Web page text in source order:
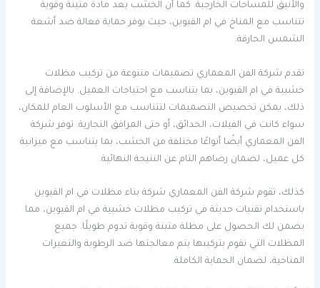
والأنيق للمساحات الخارجية. كما أن الخشب يعد مادة متينة وقوية
تتناسب مع المناخ في ام القيوين، حيث يوفر حماية فعالة ضد أشعة
الشمس الحارقة.
تقدم شركة الفن المعماري تصميمات متنوعة من تركيب مظلات
خشبية في ام القيوين، بما يتناسب مع احتياجات العميل. بالإضافة إلى
ذلك، يمكن تخصيص التصميمات لتتناسب مع الأسلوب العام للمكان،
سواء كانت في الفيلات، الحدائق، أو حتى المرافق التجارية. توفر شركة
الفن المعماري أيضًا أنواعًا مختلفة من الخشب، بما يتناسب مع ميزانية
كل عميل، لضمان رضاهم التام عن النتيجة النهائية.
كذلك، تقوم شركة الفن المعماري شركة بناء مظلات في ام القيوين
باستخدام تقنيات حديثة في تركيب مظلات خشبية في ام القيوين، مما
يضمن لك الحصول على مظلة متينة وقوية تدوم طويلًا. جميع
المظلات التي نقوم بتركيبها يتم معالجتها ضد الرطوبة والتغيرات
المناخية، لضمان الحماية الكاملة.